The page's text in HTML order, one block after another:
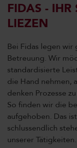
FIDAS - IHR
LIEZEN
Bei Fidas legen
Betreuung. Wir
standardisierte
die Hand nehmen,
denken Prozesse
So finden wir die
aufgehoben. Das
schlussendlich
unserer Tätigkeiten.